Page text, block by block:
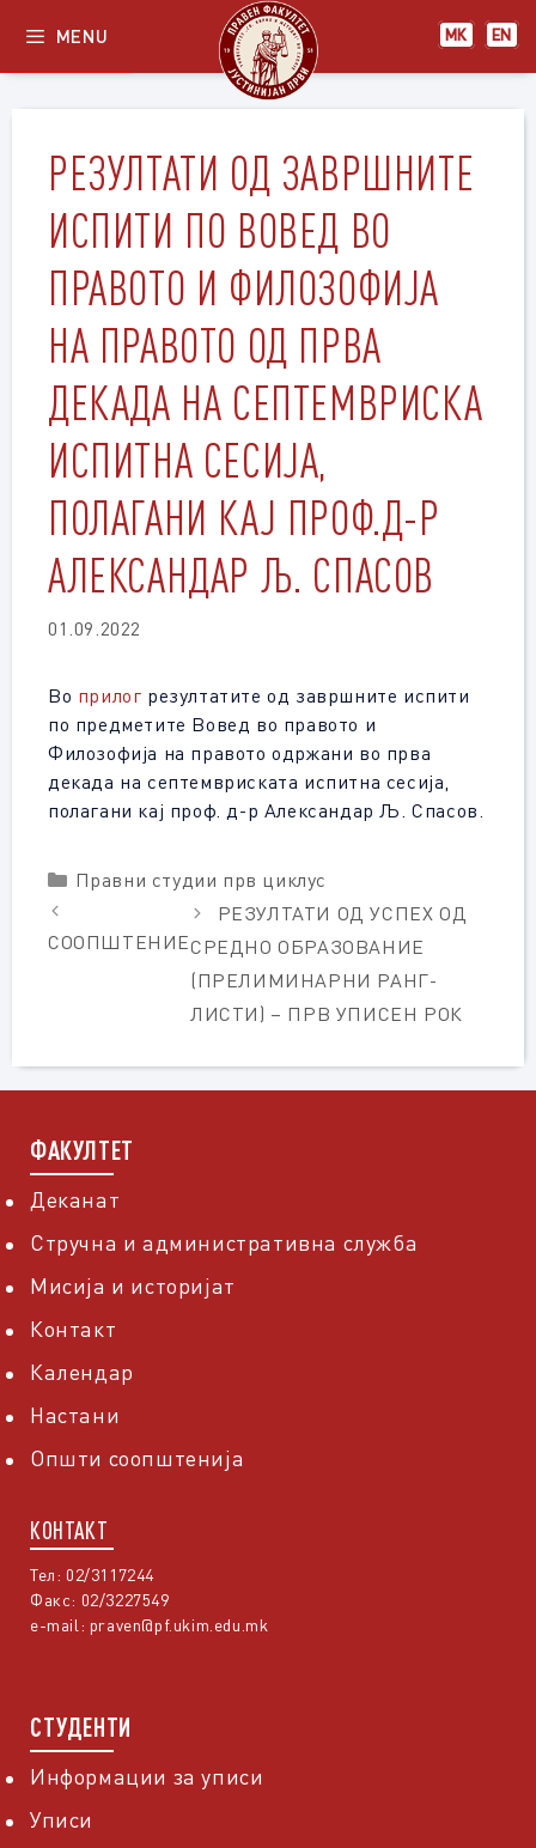
content
МК EN
MENU
РЕЗУЛТАТИ ОД ЗАВРШНИТЕ
ИСПИТИ ПО ВОВЕД ВО
ПРАВОТО И ФИЛОЗОФИЈА
НА ПРАВОТО ОД ПРВА
ДЕКАДА НА СЕПТЕМВРИСКА
ИСПИТНА СЕСИЈА,
ПОЛАГАНИ КАЈ ПРОФ.Д-Р
АЛЕКСАНДАР Љ. СПАСОВ
01.09.2022
Во прилог резултатите од завршните испити
по предметите Вовед во правото и
Филозофија на правото одржани во прва
декада на септемвриската испитна сесија,
полагани кај проф. д-р Александар Љ. Спасов.
Categories
Правни студии прв циклус
СООПШТЕНИЕ
РЕЗУЛТАТИ ОД УСПЕХ ОД
СРЕДНО ОБРАЗОВАНИЕ
(ПРЕЛИМИНАРНИ РАНГ-
ЛИСТИ) – ПРВ УПИСЕН РОК
ФАКУЛТЕТ
Деканат
Стручна и административна служба
Мисија и историјат
Контакт
Календар
Настани
Општи соопштенија
КОНТАКТ
Тел: 02/3117244
Факс: 02/3227549
e-mail: praven@pf.ukim.edu.mk
СТУДЕНТИ
Информации за уписи
Уписи